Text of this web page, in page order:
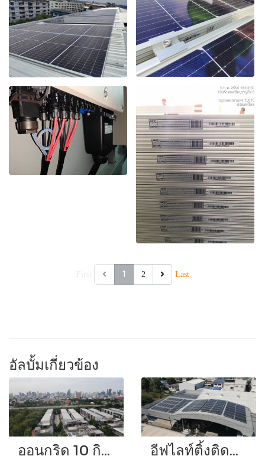
1 2 Last
อัลบั้มเกี่ยวข้อง
ออนกริด 10 กิโลวัตต์ อีฟไลท์ติ้งติดตั้งระบบโซล่าร์รูฟท็อปขนาด 40 กิโลวัตต์